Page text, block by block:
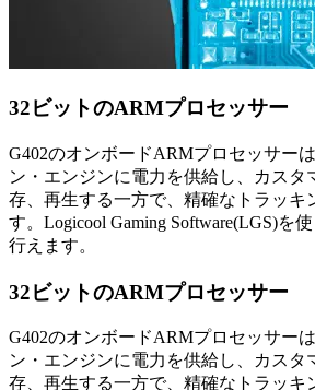
32ビットのARMプロセッサー
G402のオンボードARMプロセッサー
ン・エンジンに電力を供給し、カスタ
存、再生する一方で、精確なトラッキ
す。Logicool Gaming Software(LGS)を
行えます。
32ビットのARMプロセッサー
G402のオンボードARMプロセッサー
ン・エンジンに電力を供給し、カスタ
存、再生する一方で、精確なトラッキ